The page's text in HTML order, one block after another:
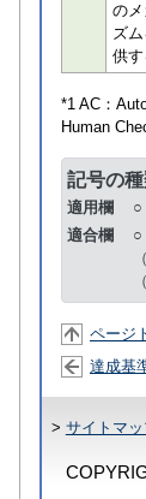
の
ズ
供す
*1 AC：
Human
記号の
適用欄
○
適合欄
○
ページ
達成基
> サイトマ